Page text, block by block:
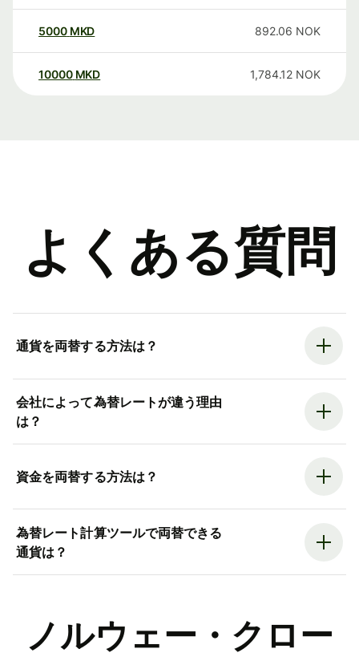
5000 MKD 892.06 NOK
10000 MKD 1,784.12 NOK
よくある質問
通貨を両替する方法は？
会社によって為替レートが違う理由
は？
資金を両替する方法は？
為替レート計算ツールで両替できる
通貨は？
ノルウェー・クロー